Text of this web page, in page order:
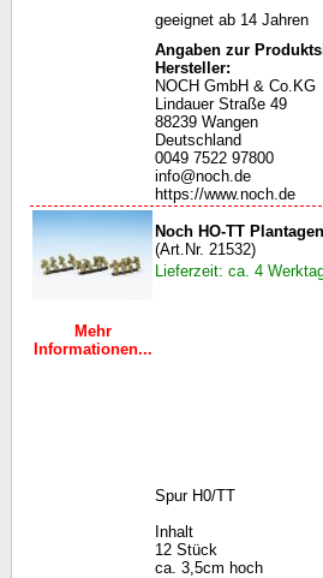
geeignet ab 14 Jahren
Angaben zur
Hersteller:
NOCH GmbH & Co.KG
Lindauer Straße 49
88239 Wangen
Deutschland
0049 7522 97800
info@noch.de
https://www.noch.de
Mehr
Informationen...
Noch HO-TT
(Art.Nr. 21532)
Lieferzeit: ca. 4
Spur H0/TT
Inhalt
12 Stück
ca. 3,5cm hoch